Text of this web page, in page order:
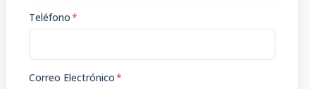
Teléfono*
Correo Electrónico*